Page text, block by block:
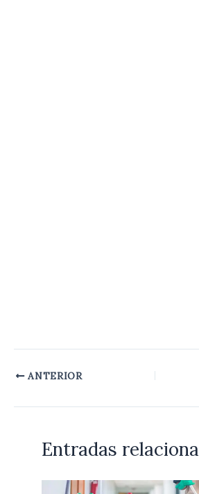
ANTERIOR
Entradas